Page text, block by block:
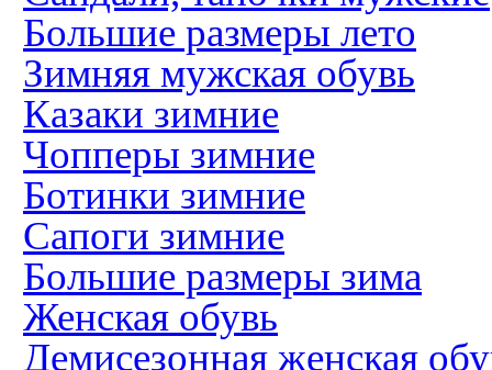
Большие размеры лето
Зимняя мужская обувь
Казаки зимние
Чопперы зимние
Ботинки зимние
Сапоги зимние
Большие размеры зима
Женская обувь
Демисезонная женская